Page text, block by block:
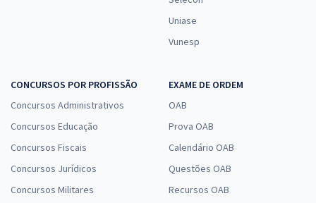
Uniase
Vunesp
CONCURSOS POR PROFISSÃO
Concursos Administrativos
Concursos Educação
Concursos Fiscais
Concursos Jurídicos
Concursos Militares
EXAME DE ORDEM
OAB
Prova OAB
Calendário OAB
Questões OAB
Recursos OAB